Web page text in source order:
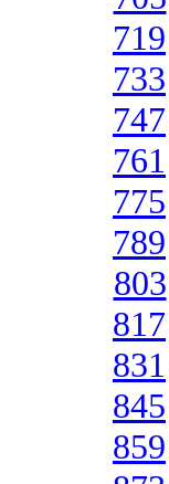
719
733
747
761
775
789
803
817
831
845
859